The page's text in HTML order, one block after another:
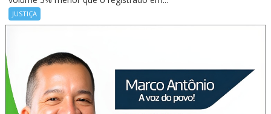
JUSTIÇA